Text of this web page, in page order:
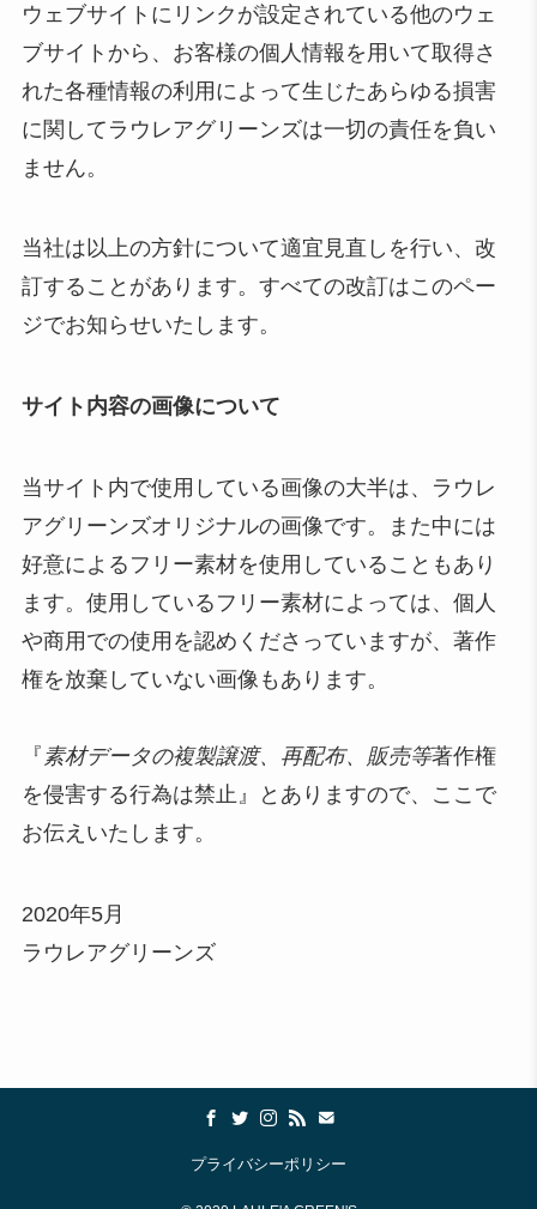
ウェブサイトにリンクが設定されている他のウェ
ブサイトから、お客様の個人情報を用いて取得さ
れた各種情報の利用によって生じたあらゆる損害
に関してラウレアグリーンズは一切の責任を負い
ません。
当社は以上の方針について適宜見直しを行い、改
訂することがあります。すべての改訂はこのペー
ジでお知らせいたします。
サイト内容の画像について
当サイト内で使用している画像の大半は、ラウレ
アグリーンズオリジナルの画像です。また中には
好意によるフリー素材を使用していることもあり
ます。使用しているフリー素材によっては、個人
や商用での使用を認めくださっていますが、著作
権を放棄していない画像もあります。
『 素材データの複製譲渡、再配布、販売等著作権
を侵害する行為は禁止』とありますので、ここで
お伝えいたします。
2020年5月
ラウレアグリーンズ
プライバシーポリシー